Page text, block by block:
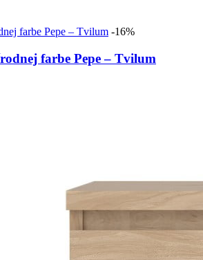
-16%
farbe Pepe – Tvilum